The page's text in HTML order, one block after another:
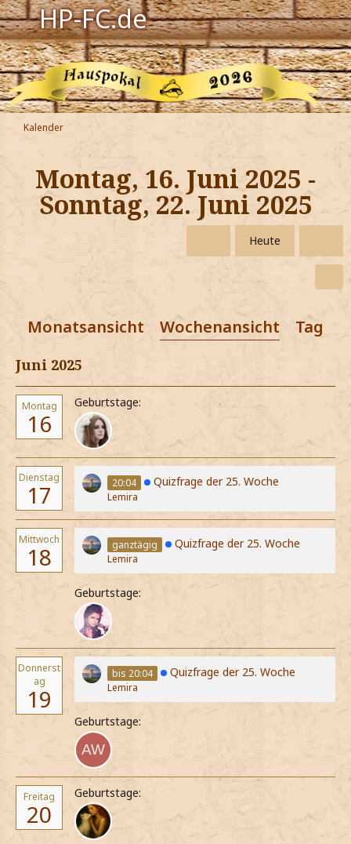
HP-FC.de
Navigation
Harry Potter
Der HP-FC
Hogwarts
Zauberwelt
Jetzt Fanclub-Mitglied werden!
Kalender
Montag, 16. Juni 2025 -
Sonntag, 22. Juni 2025
Heute
Monatsansicht Wochenansicht
Juni 2025
Montag
16
Geburtstage:
Dienstag
17 20:04 Quizfrage der 25. Woche
Lemira
Mittwoch
18 ganztägig Quizfrage der 25. Woche
Lemira
Geburtstage:
Donnerst
ag
19
bis 20:04 Quizfrage der 25. Woche
Lemira
Geburtstage:
Freitag
20
Geburtstage: